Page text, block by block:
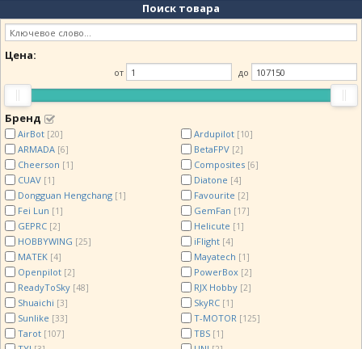
Поиск товара
Цена:
от до
Бренд
AirBot [20] Ardupilot [10]
ARMADA [6] BetaFPV [2]
Cheerson [1] Composites [6]
CUAV [1] Diatone [4]
Dongguan Hengchang [1] Favourite [2]
Fei Lun [1] GemFan [17]
GEPRC [2] Helicute [1]
HOBBYWING [25] iFlight [4]
MATEK [4] Mayatech [1]
Openpilot [2] PowerBox [2]
ReadyToSky [48] RJX Hobby [2]
Shuaichi [3] SkyRC [1]
Sunlike [33] T-MOTOR [125]
Tarot [107] TBS [1]